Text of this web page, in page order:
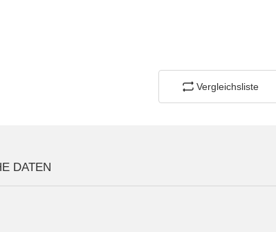
Vergleichsliste
DATEN